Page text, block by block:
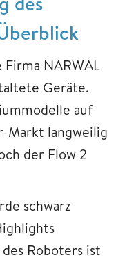
Firma NARWAL
Geräte.
auf
Markt langweilig
der Flow 2
schwarz
Roboters ist